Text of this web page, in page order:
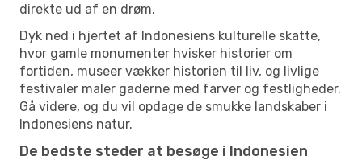
direkte ud af en drøm.
Dyk ned i hjertet af Indonesiens kulturelle skatte,
hvor gamle monumenter hvisker historier om
fortiden, museer vækker historien til liv, og livlige
festivaler maler gaderne med farver og festligheder.
Gå videre, og du vil opdage de smukke landskaber i
Indonesiens natur.
De bedste steder at besøge i Indonesien